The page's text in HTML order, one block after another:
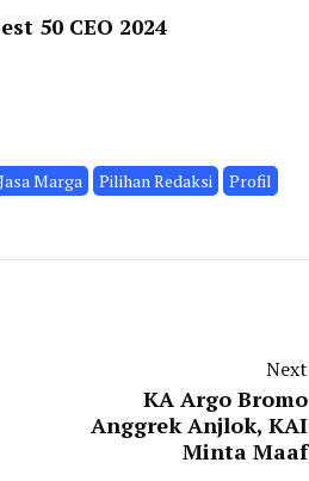
50 CEO 2024
Jasa Marga Pilihan Redaksi Profil
Next
KA Argo Bromo
Anggrek Anjlok, KAI
Minta Maaf